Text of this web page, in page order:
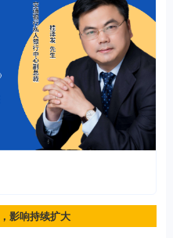
影响持续扩大